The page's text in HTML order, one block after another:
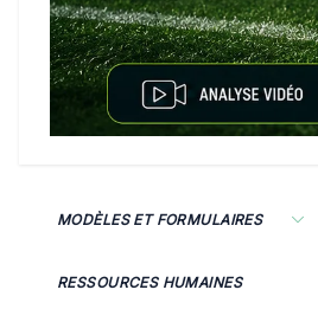
MODÈLES ET FORMULAIRES
RESSOURCES HUMAINES